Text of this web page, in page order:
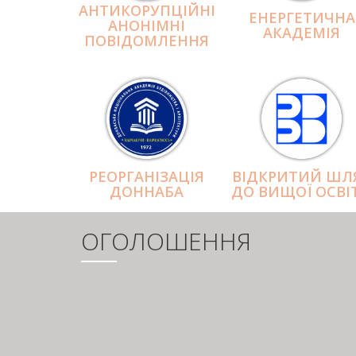
АНТИКОРУПЦІЙНІ
АНОНІМНІ
ПОВІДОМЛЕННЯ
ЕНЕРГЕТИЧНА
АКАДЕМІЯ
РЕОРГАНІЗАЦІЯ
ДОННАБА
ВІДКРИТИЙ
ДО ВИЩОЇ
ОГОЛОШЕННЯ